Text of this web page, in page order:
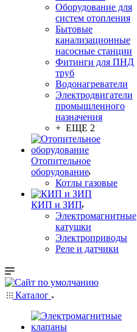
Оборудование для
систем отопления
Бытовые
канализационные
насосные станции
Фитинги для ПНД
труб
Водонагреватели
Электродвигатели
промышленного
назначения
+ ЕЩЕ 2
Отопительное
оборудование
Котлы газовые
КИП и ЗИП
Электромагнитные
катушки
Электроприводы
Реле и датчики
Каталог